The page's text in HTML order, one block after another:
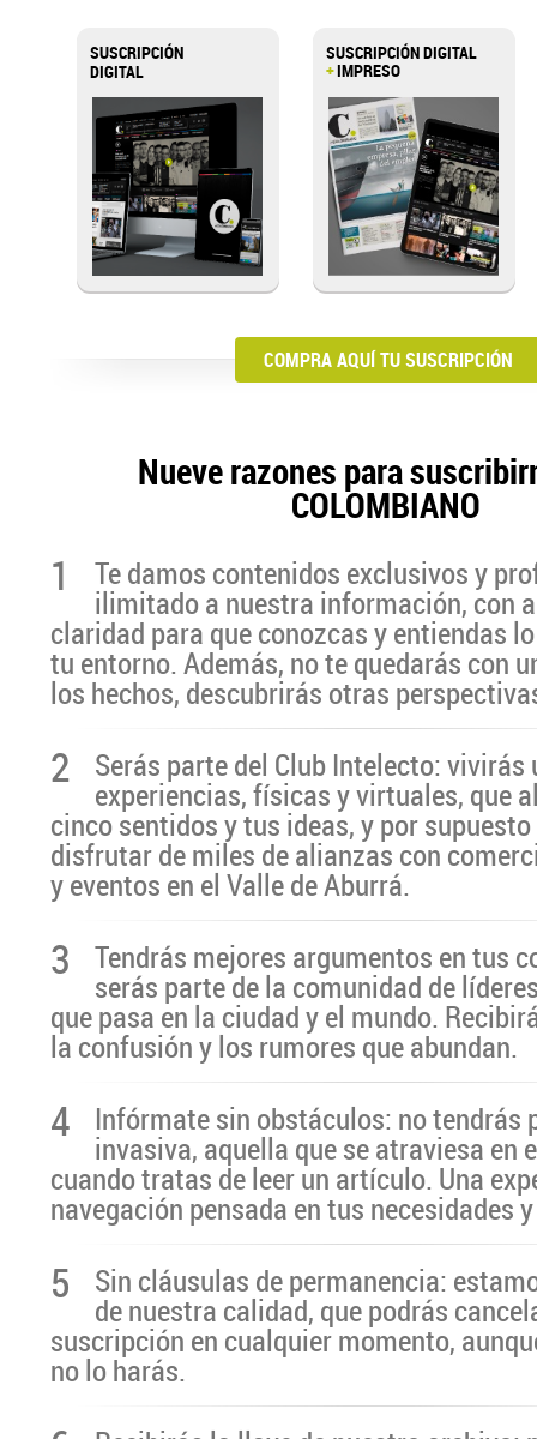
SUSCRIPCIÓN
DIGITAL
SUSCRIPCIÓN DIGITAL
+IMPRESO
COMPRA AQUÍ TU SUSCRIPCIÓN
Nueve razones para
COLOMBIANO
1 Te damos contenidos exclusivos y
ilimitado a nuestra información, con
claridad para que conozcas y entiendas
tu entorno. Además, no te quedarás con
los hechos, descubrirás otras
2 Serás parte del Club Intelecto: vivirás
experiencias, físicas y virtuales, que
cinco sentidos y tus ideas, y por
disfrutar de miles de alianzas con
y eventos en el Valle de Aburrá.
3 Tendrás mejores argumentos en tus
serás parte de la comunidad de
que pasa en la ciudad y el mundo.
la confusión y los rumores que abundan.
4 Infórmate sin obstáculos: no tendrás
invasiva, aquella que se atraviesa en
cuando tratas de leer un artículo. Una
navegación pensada en tus necesidades
5 Sin cláusulas de permanencia:
de nuestra calidad, que podrás
suscripción en cualquier momento,
no lo harás.